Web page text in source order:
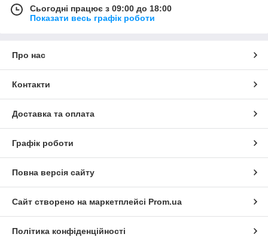
Сьогодні працює з 09:00 до 18:00
Показати весь графік роботи
Про нас
Контакти
Доставка та оплата
Графік роботи
Повна версія сайту
Сайт створено на маркетплейсі Prom.ua
Політика конфіденційності